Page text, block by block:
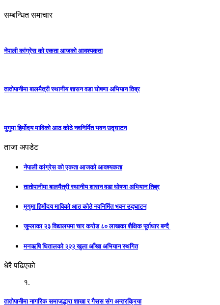
सम्बन्धित समाचार
नेपाली कांग्रेस को एकता आजको आवश्यकता
तातोपानीमा बालमैत्री स्थानीय शासन वडा घोषणा अभियान तिब्र
मुगुमा हिर्मोदय माविको आठ कोठे नवनिर्मित भवन उद्घाटन
ताजा अपडेट
नेपाली कांग्रेस को एकता आजको आवश्यकता
तातोपानीमा बालमैत्री स्थानीय शासन वडा घोषणा अभियान तिब्र
मुगुमा हिर्मोदय माविको आठ कोठे नवनिर्मित भवन उद्घाटन
जुम्लाका २३ विद्यालयमा चार करोड ८० लाखका शैक्षिक पूर्वाधार बन्दै
मनऋषि धितालको २२२ खुला आँखा अभियान स्थगित
धेरै पढिएको
१.
तातोपानीमा नागरिक समाजद्धारा शाखा र गैसस संग अन्तरक्रिया